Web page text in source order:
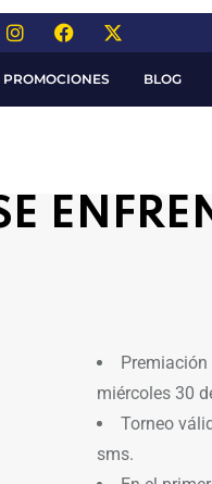
PROMOCIONES BLOG
miércoles 30
Torneo
sms.